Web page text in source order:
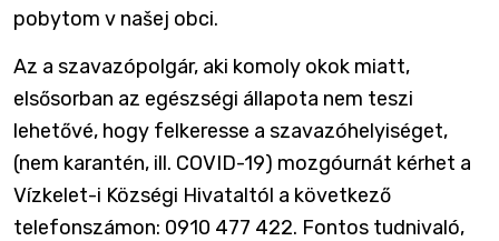
pobytom v našej obci.
Az a szavazópolgár, aki komoly okok miatt,
elsősorban az egészségi állapota nem teszi
lehetővé, hogy felkeresse a szavazóhelyiséget,
(nem karantén, ill. COVID-19) mozgóurnát kérhet a
Vízkelet-i Községi Hivataltól a következő
telefonszámon: 0910 477 422. Fontos tudnivaló,